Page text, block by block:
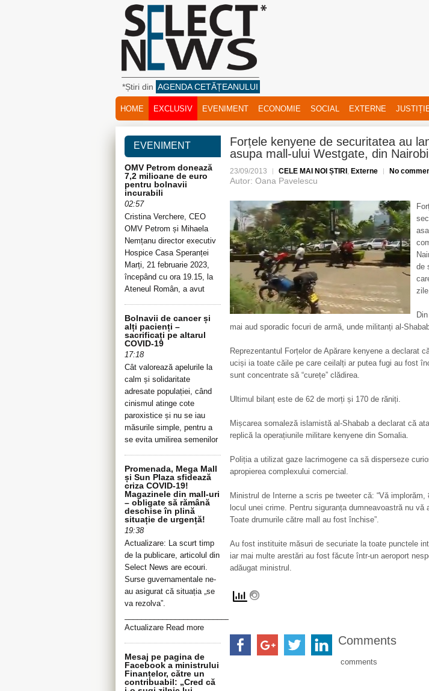
*Știri din AGENDA CETĂȚEANULUI
HOME EXCLUSIV EVENIMENT ECONOMIE SOCIAL EXTERNE
Forțele kenyene de securitatea au
asupa mall-ului Westgate, din Nairobi
23/09/2013 CELE MAI NOI ȘTIRI , Externe No
Autor: Oana Pavelescu
de
mai aud sporadic focuri de armă, unde militanți al-
Reprezentantul Forțelor de Apărare kenyene a declarat
uciși ia toate căile pe care ceilalți ar putea fugi au fost
sunt concentrate să “curețe” clădirea.
Ultimul bilanț este de 62 de morți și 170 de răniți.
Mișcarea somaleză islamistă al-Shabab a declarat că
replică la operațiunile militare kenyene din Somalia.
Poliția a utilizat gaze lacrimogene ca să disperseze
apropierea complexului comercial.
Ministrul de Interne a scris pe tweeter că: “Vă
locul unei crime. Pentru siguranța dumneavoastră nu vă
Toate drumurile către mall au fost închise”.
Au fost instituite măsuri de securiate la toate punctele
iar mai multe arestări au fost făcute într-un aeroport
adăugat ministrul.
Comments
comments
EVENIMENT
OMV Petrom donează
7,2 milioane de euro
pentru bolnavii
incurabili
02:57
Cristina Verchere, CEO
OMV Petrom și Mihaela
Nemțanu director executiv
Hospice Casa Speranței
Marți, 21 februarie 2023,
începând cu ora 19.15, la
Ateneul Român, a avut
Bolnavii de cancer și
alți pacienți –
sacrificați pe altarul
COVID-19
17:18
Cât valorează apelurile la
calm și solidaritate
adresate populației, când
cinismul atinge cote
paroxistice și nu se iau
măsurile simple, pentru a
se evita umilirea semenilor
Promenada, Mega Mall
și Sun Plaza sfidează
criza COVID-19!
Magazinele din mall-uri
– obligate să rămână
deschise în plină
situație de urgență!
19:38
Actualizare: La scurt timp
de la publicare, articolul din
Select News are ecouri.
Surse guvernamentale ne-
au asigurat că situația „se
va rezolva”.
Actualizare Read more
Mesaj pe pagina de
Facebook a ministrului
Finanțelor, către un
contribuabil: „Cred că